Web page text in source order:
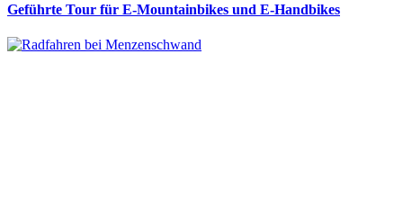
Geführte Tour für E-Mountainbikes und E-Handbikes